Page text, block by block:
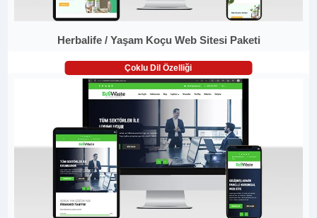
Herbalife / Yaşam Koçu Web Sitesi Paketi
Çoklu Dil Özelliği